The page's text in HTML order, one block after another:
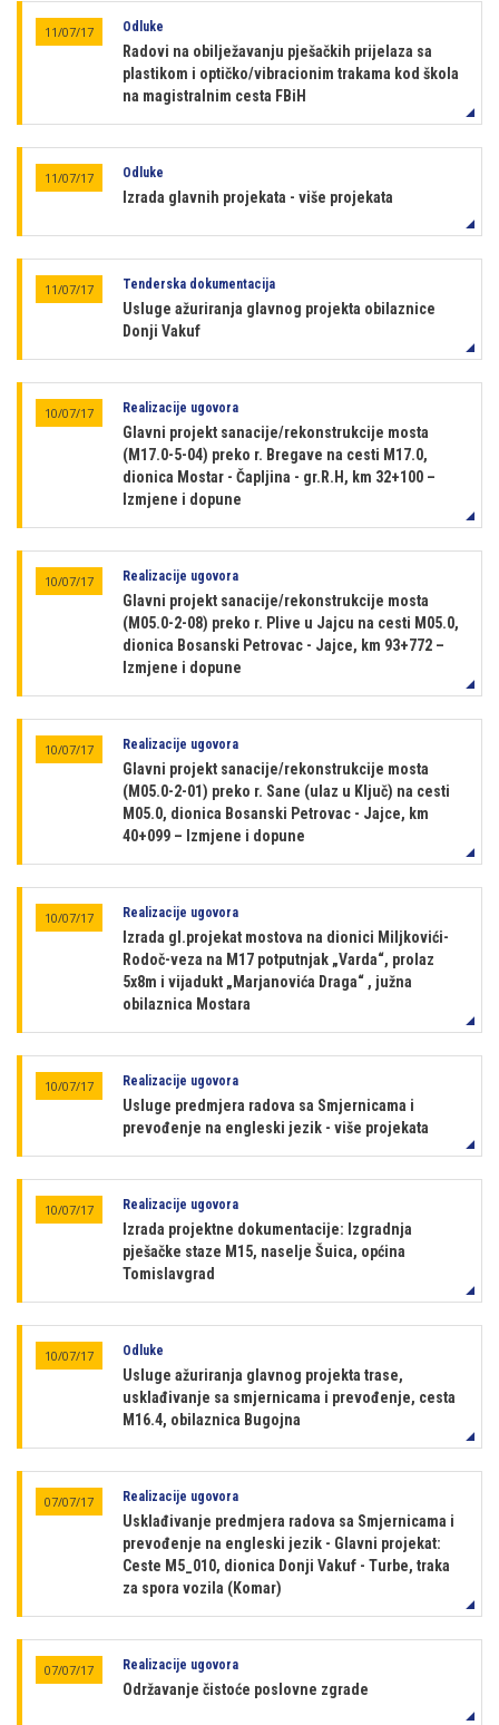
11/07/17 Odluke
Radovi na obilježavanju pješačkih prijelaza sa
plastikom i optičko/vibracionim trakama kod škola
na magistralnim cesta FBiH
11/07/17 Odluke
Izrada glavnih projekata - više projekata
11/07/17 Tenderska dokumentacija
Usluge ažuriranja glavnog projekta obilaznice
Donji Vakuf
10/07/17 Realizacije ugovora
Glavni projekt sanacije/rekonstrukcije mosta
(M17.0-5-04) preko r. Bregave na cesti M17.0,
dionica Mostar - Čapljina - gr.R.H, km 32+100 –
Izmjene i dopune
10/07/17 Realizacije ugovora
Glavni projekt sanacije/rekonstrukcije mosta
(M05.0-2-08) preko r. Plive u Jajcu na cesti M05.0,
dionica Bosanski Petrovac - Jajce, km 93+772 –
Izmjene i dopune
10/07/17 Realizacije ugovora
Glavni projekt sanacije/rekonstrukcije mosta
(M05.0-2-01) preko r. Sane (ulaz u Ključ) na cesti
M05.0, dionica Bosanski Petrovac - Jajce, km
40+099 – Izmjene i dopune
10/07/17 Realizacije ugovora
Izrada gl.projekat mostova na dionici Miljkovići-
Rodoč-veza na M17 potputnjak „Varda“, prolaz
5x8m i vijadukt „Marjanovića Draga“ , južna
obilaznica Mostara
10/07/17 Realizacije ugovora
Usluge predmjera radova sa Smjernicama i
prevođenje na engleski jezik - više projekata
10/07/17 Realizacije ugovora
Izrada projektne dokumentacije: Izgradnja
pješačke staze M15, naselje Šuica, općina
Tomislavgrad
10/07/17 Odluke
Usluge ažuriranja glavnog projekta trase,
usklađivanje sa smjernicama i prevođenje, cesta
M16.4, obilaznica Bugojna
07/07/17 Realizacije ugovora
Usklađivanje predmjera radova sa Smjernicama i
prevođenje na engleski jezik - Glavni projekat:
Ceste M5_010, dionica Donji Vakuf - Turbe, traka
za spora vozila (Komar)
07/07/17 Realizacije ugovora
Održavanje čistoće poslovne zgrade